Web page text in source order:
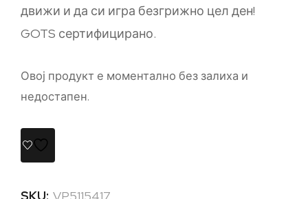
движи и да си игра безгрижно цел ден!
GOTS сертифицирано.
Овој продукт е моментално без залиха и
недостапен.
SKU: VP5115417